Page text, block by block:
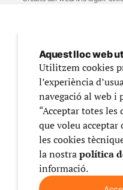
Aquest lloc web
Utilitzem cookies
l’experiència
navegació al web i
“Acceptar totes les
que voleu acceptar
les cookies
la nostrapolítica
informació.